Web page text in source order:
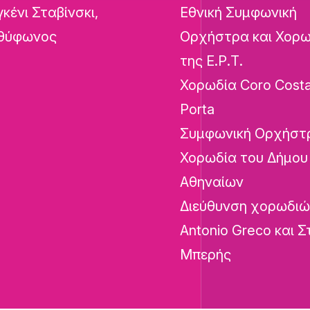
Σταβίνσκι,
Εθνική Συμφωνική
Ορχήστρα και
της Ε.Ρ.Τ.
Χορωδία Coro
Porta
Συμφωνική
Χορωδία του Δήμου
Αθηναίων
Διεύθυνση
Antonio Greco και
Μπερής